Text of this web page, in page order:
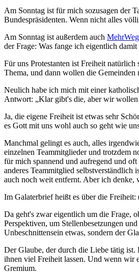
Am Sonntag ist für mich sozusagen der
Bundespräsidenten. Wenn nicht alles
Am Sonntag ist außerdem auch
der Frage: Was fange ich eigentlich
Für uns Protestanten ist Freiheit
Thema, und dann wollen die Gemeinden
Neulich habe ich mich mit einer
Antwort: „Klar gibt's die, aber wir wollen
Ja, die eigene Freiheit ist etwas sehr
es Gott mit uns wohl auch so geht wie
Manchmal gelingt es auch, alles
einzelnen Teammitglieder und trotzdem
für mich spannend und aufregend und
anderes Teammitglied
auch noch weit entfernt. Aber ich denke,
Im Galaterbrief heißt es über die
Da geht's zwar eigentlich um die Frage,
Perspektiven, um Stellenbesetzungen
Unbeschnittensein etwas, sondern der
Der Glaube, der durch die Liebe tätig ist.
ihnen viel Freiheit lassen. Und wenn wir
Gremium.